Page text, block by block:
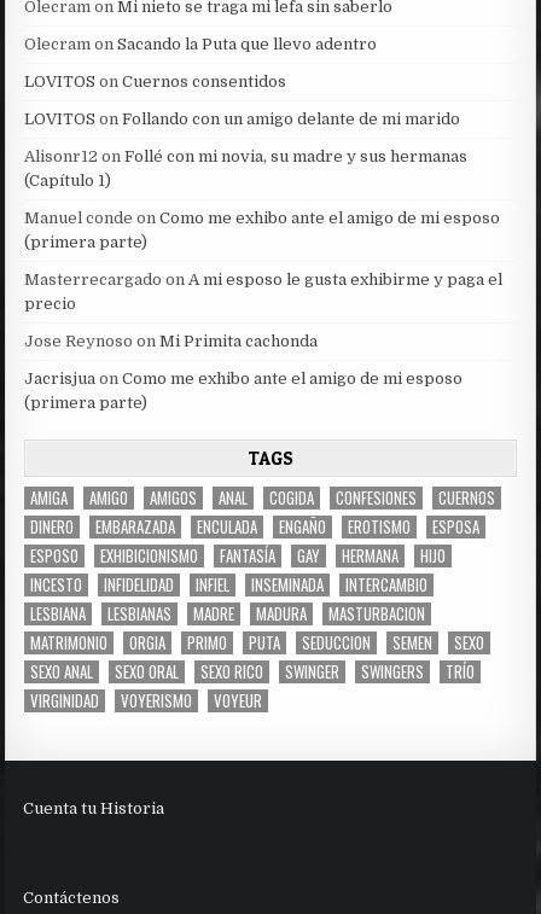
Olecram onMi nieto se traga mi lefa sin saberlo
Olecram onSacando la Puta que llevo adentro
LOVITOS onCuernos consentidos
LOVITOS onFollando con un amigo delante de mi marido
Alisonr12 onFollé con mi novia, su madre y sus hermanas
(Capítulo 1)
Manuel conde onComo me exhibo ante el amigo de mi esposo
(primera parte)
Masterrecargado onA mi esposo le gusta exhibirme y paga el
precio
Jose Reynoso onMi Primita cachonda
Jacrisjua onComo me exhibo ante el amigo de mi esposo
(primera parte)
TAGS
AMIGA AMIGO AMIGOS ANAL COGIDA CONFESIONES
CUERNOS
DINERO
EMBARAZADA ENCULADA ENGAÑO EROTISMO
ESPOSA
ESPOSO
EXHIBICIONISMO FANTASÍA GAY HERMANA
HIJO
INCESTO
INFIDELIDAD INFIEL INSEMINADA
INTERCAMBIO
LESBIANA
LESBIANAS MADRE MADURA
MASTURBACION
MATRIMONIO
ORGIA PRIMO PUTA SEDUCCION SEMEN
SEXO
SEXO ANAL
SEXO ORAL SEXO RICO SWINGER SWINGERS
TRÍO
VIRGINIDAD
VOYERISMO VOYEUR
Cuenta tu Historia
Contáctenos